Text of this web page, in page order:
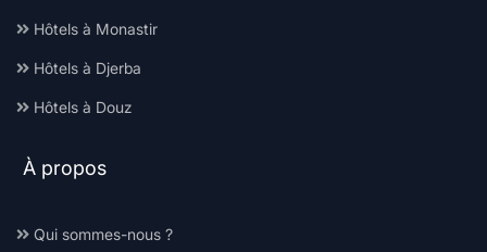
Hôtels à Monastir
Hôtels à Djerba
Hôtels à Douz
À propos
Qui sommes-nous ?